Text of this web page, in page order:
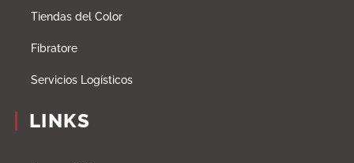
Tiendas del Color
Fibratore
Servicios Logísticos
LINKS